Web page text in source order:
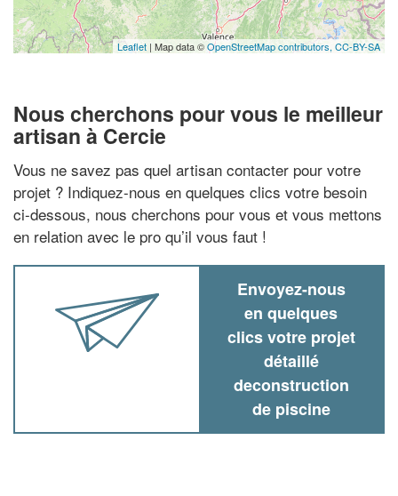
Leaflet | Map data ©OpenStreetMap contributors, CC-BY-SA
Nous cherchons pour vous le meilleur
artisan à Cercie
Vous ne savez pas quel artisan contacter pour votre
projet ? Indiquez-nous en quelques clics votre besoin
ci-dessous, nous cherchons pour vous et vous mettons
en relation avec le pro qu’il vous faut !
Envoyez-nous
en quelques
clics votre projet
détaillé
deconstruction
de piscine